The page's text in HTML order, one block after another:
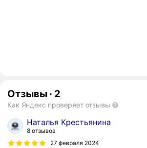
Отзывы · 2
Как Яндекс проверяет отзывы
Наталья Крестьянина
8 отзывов
27 февраля 2024